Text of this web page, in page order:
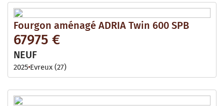
Fourgon aménagé ADRIA Twin 600 SPB
67975 €
NEUF
2025 Evreux (27)